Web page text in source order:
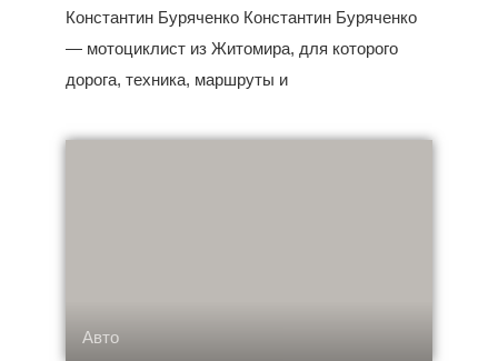
Константин Буряченко Константин Буряченко
— мотоциклист из Житомира, для которого
дорога, техника, маршруты и
Авто